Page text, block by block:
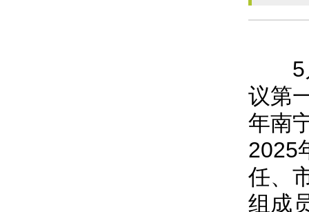
5月
议第
年南
2025
任、
组成